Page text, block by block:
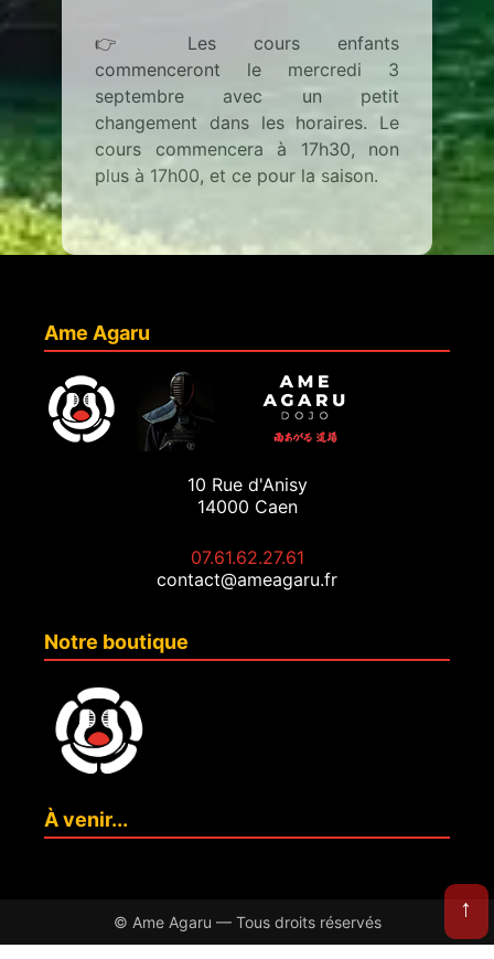
👉 Les cours enfants
commenceront le mercredi 3
septembre avec un petit
changement dans les horaires. Le
cours commencera à 17h30, non
plus à 17h00, et ce pour la saison.
Ame Agaru
10 Rue d'Anisy
14000 Caen
07.61.62.27.61
contact@ameagaru.fr
Notre boutique
À venir...
© Ame Agaru — Tous droits réservés ↓